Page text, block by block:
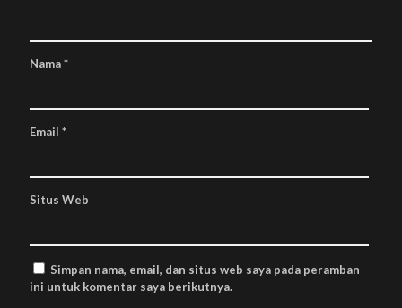
Nama*
Email *
Situs Web
Simpan nama, email, dan situs web saya pada peramban
ini untuk komentar saya berikutnya.